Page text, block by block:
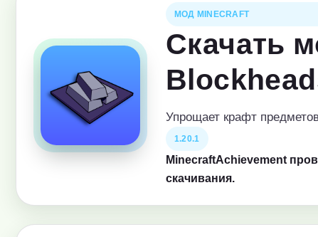
МОД MINECRAFT
Скачать
Упрощает крафт
1.20.1
MinecraftAchievement
скачивания.